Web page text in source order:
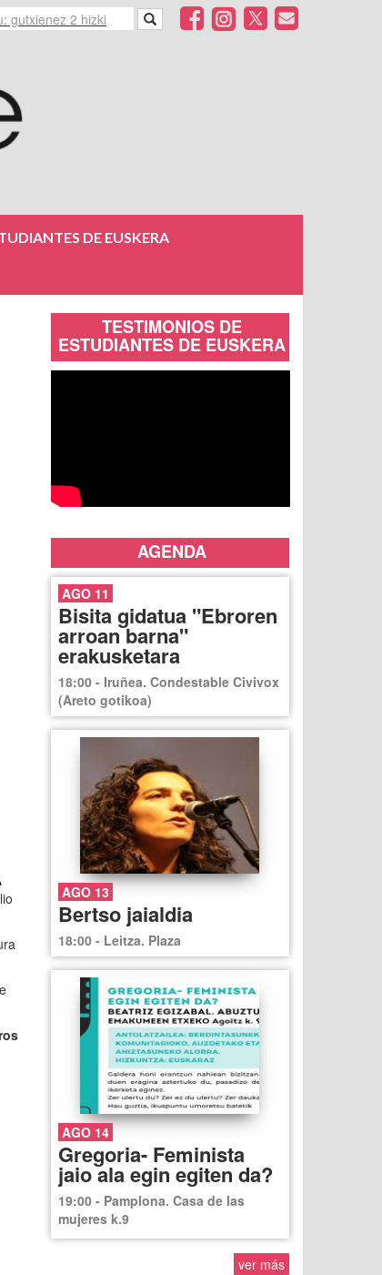
DE EUSKERA
TESTIMONIOS DE
ESTUDIANTES DE EUSKERA
AGENDA
AGO 11
Bisita gidatua "Ebroren
arroan barna"
erakusketara
18:00 - Iruñea. Condestable Civivox
(Areto gotikoa)
AGO 13
Bertso jaialdia
18:00 - Leitza. Plaza
AGO 14
Gregoria- Feminista
jaio ala egin egiten da?
19:00 - Pamplona. Casa de las
mujeres k.9
ver más